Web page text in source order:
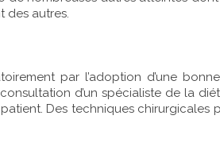
des autres.
par l’adoption d’une
d’un spécialiste de la
Des techniques chirurgicales